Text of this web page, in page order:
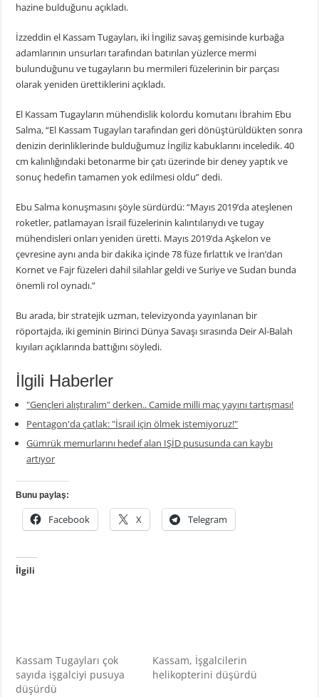
hazine bulduğunu açıkladı.
İzzeddin el Kassam Tugayları, iki İngiliz savaş gemisinde kurbağa
adamlarının unsurları tarafından batırılan yüzlerce mermi
bulunduğunu ve tugayların bu mermileri füzelerinin bir parçası
olarak yeniden ürettiklerini açıkladı.
El Kassam Tugayların mühendislik kolordu komutanı İbrahim Ebu
Salma, “El Kassam Tugayları tarafından geri dönüştürüldükten sonra
denizin derinliklerinde bulduğumuz İngiliz kabuklarını inceledik. 40
cm kalınlığındaki betonarme bir çatı üzerinde bir deney yaptık ve
sonuç hedefin tamamen yok edilmesi oldu” dedi.
Ebu Salma konuşmasını şöyle sürdürdü: “Mayıs 2019’da ateşlenen
roketler, patlamayan İsrail füzelerinin kalıntılarıydı ve tugay
mühendisleri onları yeniden üretti. Mayıs 2019’da Aşkelon ve
çevresine aynı anda bir dakika içinde 78 füze fırlattık ve İran’dan
Kornet ve Fajr füzeleri dahil silahlar geldi ve Suriye ve Sudan bunda
önemli rol oynadı.”
Bu arada, bir stratejik uzman, televizyonda yayınlanan bir
röportajda, iki geminin Birinci Dünya Savaşı sırasında Deir Al-Balah
kıyıları açıklarında battığını söyledi.
İlgili Haberler
"Gençleri alıştıralım" derken.. Camide milli maç yayını tartışması!
Pentagon'da çatlak: "İsrail için ölmek istemiyoruz!"
Gümrük memurlarını hedef alan IŞİD pususunda can kaybı
artıyor
Bunu paylaş:
Facebook X Telegram
İlgili
Kassam Tugayları çok
sayıda işgalciyi pusuya
düşürdü
Kassam, İşgalcilerin
helikopterini düşürdü